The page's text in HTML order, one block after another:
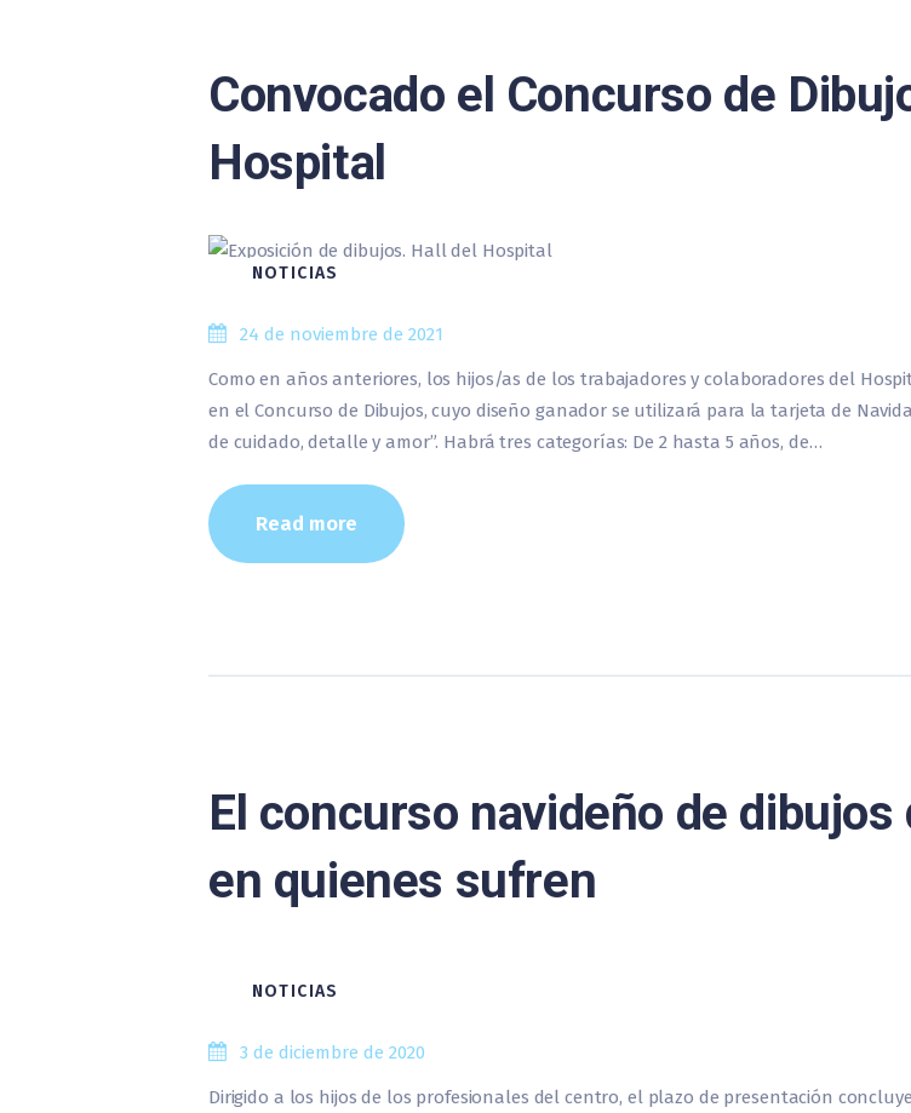
Convocado el Concurso de
Hospital
NOTICIAS
24 de noviembre de 2021
Como en años anteriores, los hijos/as de los trabajadores y colaboradores del
en el Concurso de Dibujos, cuyo diseño ganador se utilizará para la tarjeta de
de cuidado, detalle y amor”. Habrá tres categorías: De 2 hasta 5 años, de…
Read more
El concurso navideño de
en quienes sufren
NOTICIAS
3 de diciembre de 2020
Dirigido a los hijos de los profesionales del centro, el plazo de presentación